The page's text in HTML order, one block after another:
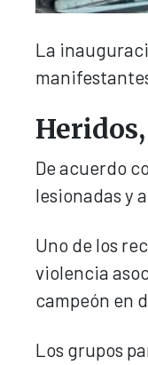
La
De acuerdo
lesionadas y
Uno de los
violencia
campeón en
Los grupos